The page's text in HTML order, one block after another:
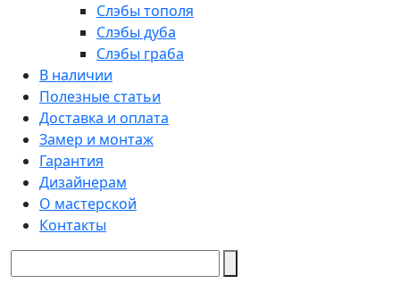
Слэбы тополя
Слэбы дуба
Слэбы граба
В наличии
Полезные статьи
Доставка и оплата
Замер и монтаж
Гарантия
Дизайнерам
О мастерской
Контакты